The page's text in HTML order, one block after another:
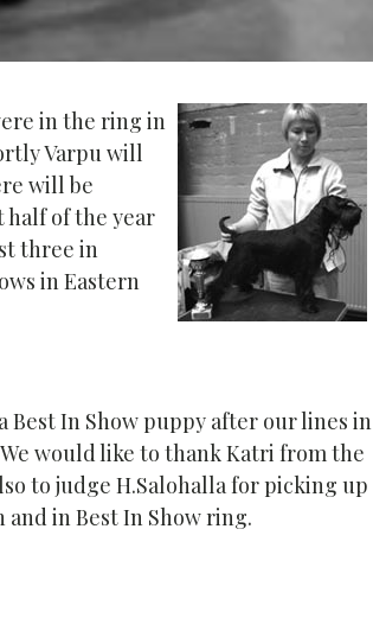
in the ring in
Varpu will
will be
half of the year
three in
in Eastern
Best In Show puppy after our lines in
would like to thank Katri from the
to judge H.Salohalla for picking up
in Best In Show ring.